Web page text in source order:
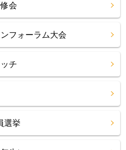
会
フォーラム大会
チ
選挙